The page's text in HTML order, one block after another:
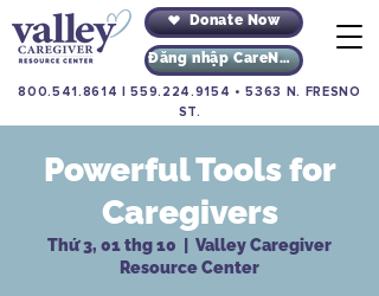
Donate Now
Đăng nhập CareNav
800.541.8614 |559.224.9154 •5363 N. FRESNO
ST.
Powerful Tools for
Caregivers
Thứ 3, 01 thg 10
Valley Caregiver
Resource Center